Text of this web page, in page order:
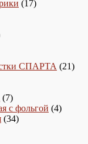
товар
1717
СПАРТА 2121
77
товаров
с фольгой 44
3434